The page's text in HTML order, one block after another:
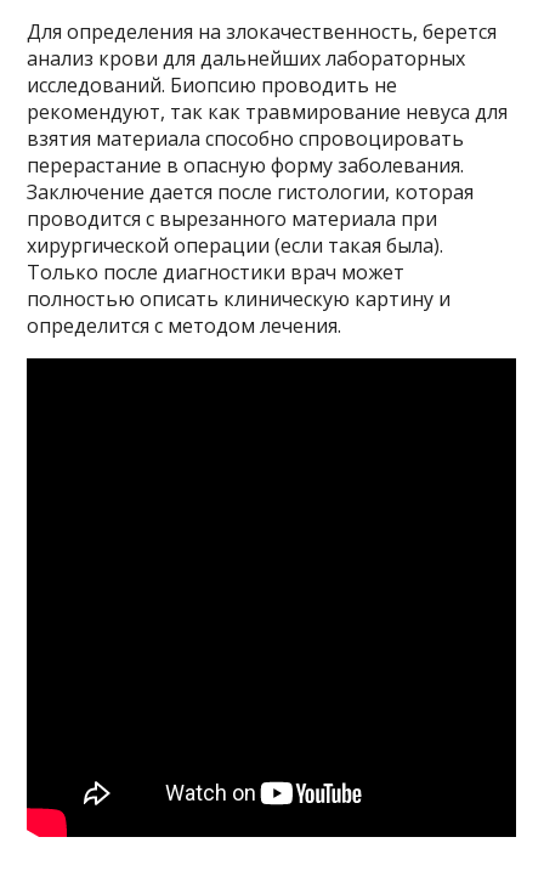
Для определения на злокачественность, берется
анализ крови для дальнейших лабораторных
исследований. Биопсию проводить не
рекомендуют, так как травмирование невуса для
взятия материала способно спровоцировать
перерастание в опасную форму заболевания.
Заключение дается после гистологии, которая
проводится с вырезанного материала при
хирургической операции (если такая была).
Только после диагностики врач может
полностью описать клиническую картину и
определится с методом лечения.